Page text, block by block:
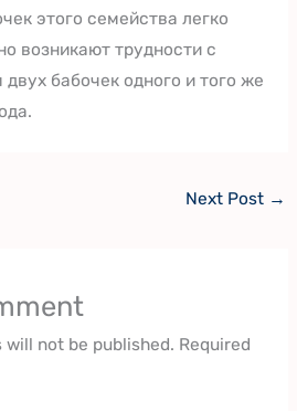
этого семейства легко
возникают трудности с
бабочек одного и того же
Next Post →
will not be published. Required